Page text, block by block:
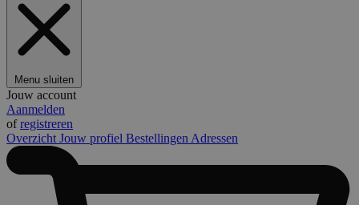
Menu sluiten
Jouw account
Aanmelden
ofregistreren
Overzicht Jouw profiel Bestellingen Adressen